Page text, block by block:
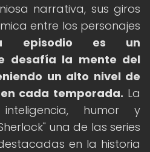
narrativa, sus giros
entre los personajes
episodio es un
desafía la mente del
un alto nivel de
cada temporada. La
humor y
una de las series
en la historia